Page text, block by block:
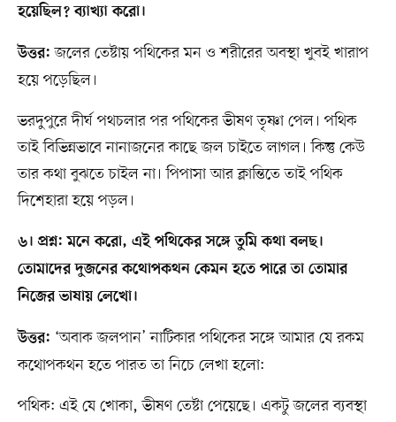
হয়েছিল? ব্যাখ্যা করো।
উত্তর:জলের তেষ্টায় পথিকের মন ও শরীরের অবস্থা খুবই খারাপ
হয়ে পড়েছিল।
ভরদুপুরে দীর্ঘ পথচলার পর পথিকের ভীষণ তৃষ্ণা পেল। পথিক
তাই বিভিন্নভাবে নানাজনের কাছে জল চাইতে লাগল। কিন্তু কেউ
তার কথা বুঝতে চাইল না। পিপাসা আর ক্লান্তিতে তাই পথিক
দিশেহারা হয়ে পড়ল।
৬। প্রশ্ন: মনে করো, এই পথিকের সঙ্গে তুমি কথা বলছ।
তোমাদের দুজনের কথোপকথন কেমন হতে পারে তা তোমার
নিজের ভাষায় লেখো।
উত্তর: ‘অবাক জলপান’ নাটিকার পথিকের সঙ্গে আমার যে রকম
কথোপকথন হতে পারত তা নিচে লেখা হলো:
পথিক: এই যে খোকা, ভীষণ তেষ্টা পেয়েছে। একটু জলের ব্যবস্থা